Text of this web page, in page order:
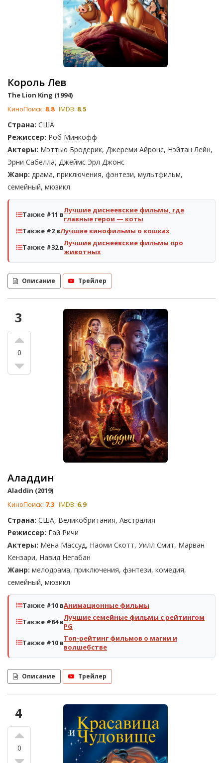
Король Лев
The Lion King (1994)
КиноПоиск: 8.8 IMDB: 8.5
Страна: США
Режиссер: Роб Минкофф
Актеры: Мэттью Бродерик, Джереми Айронс, Нэйтан Лейн,
Эрни Сабелла, Джеймс Эрл Джонс
Жанр: драма, приключения, фэнтези, мультфильм,
семейный, мюзикл
Также #11 вЛучшие диснеевские фильмы, где
главные герои — коты
Также #2 вЛучшие кинофильмы о кошках
Также #32 вЛучшие диснеевские фильмы про
животных
Описание Трейлер
3
0
Аладдин
Aladdin (2019)
КиноПоиск: 7.3 IMDB: 6.9
Страна: США, Великобритания, Австралия
Режиссер: Гай Ричи
Актеры: Мена Массуд, Наоми Скотт, Уилл Смит, Марван
Кензари, Навид Негабан
Жанр: мелодрама, приключения, фэнтези, комедия,
семейный, мюзикл
Также #10 вАнимационные фильмы
Также #84 вЛучшие семейные фильмы с рейтингом
PG
Также #10 вТоп-рейтинг фильмов о магии и
волшебстве
Описание Трейлер
4
0